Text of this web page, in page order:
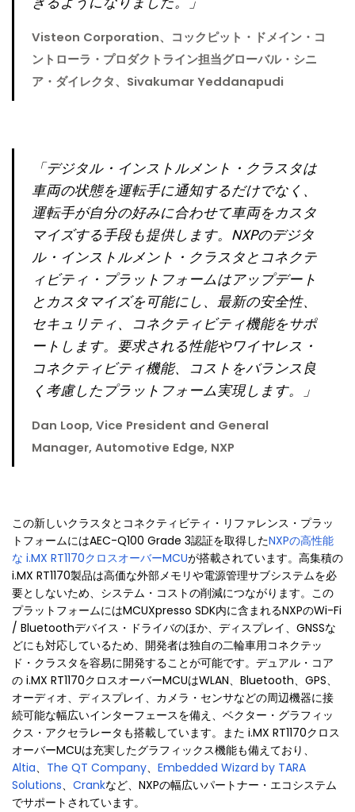
Visteon Corporation、コックピット・ドメイン・コ
ントローラ・プロダクトライン担当グローバル・シニ
ア・ダイレクタ、Sivakumar Yeddanapudi
「デジタル・インストルメント・クラスタは
車両の状態を運転手に通知するだけでなく、
運転手が自分の好みに合わせて車両をカスタ
マイズする手段も提供します。NXPのデジタ
ル・インストルメント・クラスタとコネクテ
ィビティ・プラットフォームはアップデート
とカスタマイズを可能にし、最新の安全性、
セキュリティ、コネクティビティ機能をサポ
ートします。要求される性能やワイヤレス・
コネクティビティ機能、コストをバランス良
く考慮したプラットフォーム実現します。」
Dan Loop, Vice President and General
Manager, Automotive Edge, NXP
この新しいクラスタとコネクティビティ・リファレンス・プラッ
トフォームにはAEC-Q100 Grade 3認証を取得したNXPの高性能
な i.MX RT1170クロスオーバーMCUが搭載されています。高集積の
i.MX RT1170製品は高価な外部メモリや電源管理サブシステムを必
要としないため、システム・コストの削減につながります。この
プラットフォームにはMCUXpresso SDK内に含まれるNXPのWi-Fi
/ Bluetoothデバイス・ドライバのほか、ディスプレイ、GNSSな
どにも対応しているため、開発者は独自の二輪車用コネクテッ
ド・クラスタを容易に開発することが可能です。デュアル・コア
の i.MX RT1170クロスオーバーMCUはWLAN、Bluetooth、GPS、
オーディオ、ディスプレイ、カメラ・センサなどの周辺機器に接
続可能な幅広いインターフェースを備え、ベクター・グラフィッ
クス・アクセラレータも搭載しています。また i.MX RT1170クロス
オーバーMCUは充実したグラフィックス機能も備えており、
Altia、 The QT Company、 Embedded Wizard by TARA
Solutions、 Crankなど、NXPの幅広いパートナー・エコシステム
でサポートされています。